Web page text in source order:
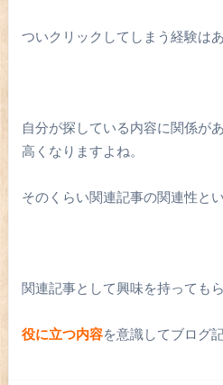
ついクリックしてしまう経験は
自分が探している内容に関係が
高くなりますよね。
そのくらい関連記事の関連性と
関連記事として興味を持っても
役に立つ内容を意識してブログ